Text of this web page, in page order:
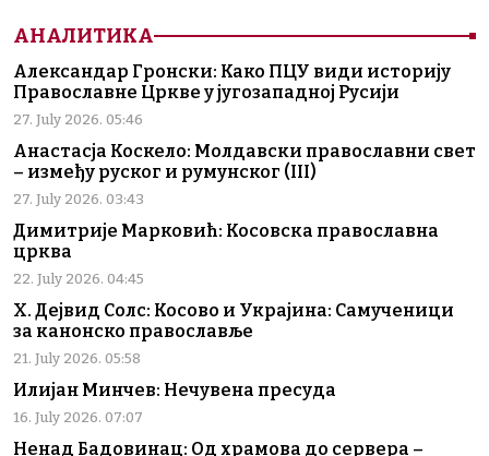
АНАЛИТИКА
Александар Гронски: Како ПЦУ види историју
Православне Цркве у југозападној Русији
27. July 2026. 05:46
Анастасја Коскело: Молдавски православни свет
– између руског и румунског (III)
27. July 2026. 03:43
Димитрије Марковић: Косовска православна
црква
22. July 2026. 04:45
Х. Дејвид Солс: Косово и Украјина: Самученици
за канонско православље
21. July 2026. 05:58
Илијан Минчев: Нечувена пресуда
16. July 2026. 07:07
Ненад Бадовинац: Од храмова до сервера –